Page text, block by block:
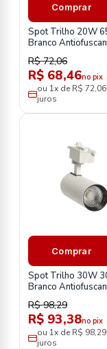
Comprar
Spot Trilho 20W
Branco
Stb203562
R$ 72,06
R$ 68,46no pix
ou 1x de R$
juros
Comprar
Spot Trilho 30W
Branco
Stb303532
R$ 98,29
R$ 93,38no pix
ou 1x de R$
juros